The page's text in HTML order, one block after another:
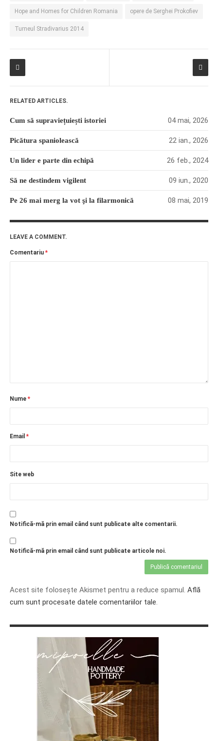
Hope and Homes for Children Romania opere de Serghei Prokofiev
Turneul Stradivarius 2014
RELATED ARTICLES.
Cum să supraviețuiești istoriei 04 mai, 2026
Picătura spaniolească 22 ian., 2026
Un lider e parte din echipă 26 feb., 2024
Să ne destindem vigilent 09 iun., 2020
Pe 26 mai merg la vot şi la filarmonică 08 mai, 2019
LEAVE A COMMENT.
Comentariu *
Nume *
Email *
Site web
Notifică-mă prin email când sunt publicate alte comentarii.
Notifică-mă prin email când sunt publicate articole noi.
Acest site folosește Akismet pentru a reduce spamul. Află
cum sunt procesate datele comentariilor tale.